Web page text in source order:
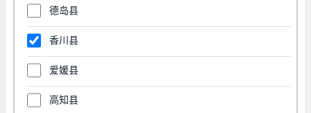
德岛县
香川县
爱媛县
高知县